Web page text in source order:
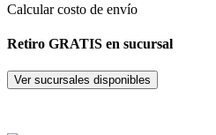
Calcular costo de envío
Retiro GRATIS en sucursal
Ver sucursales disponibles